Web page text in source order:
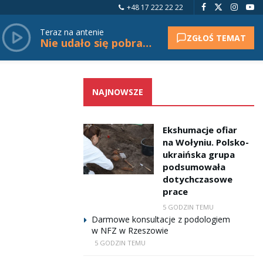
+48 17 222 22 22
Teraz na antenie
Nie udało się pobrać tytułu. ZGŁOŚ TEMAT
NAJNOWSZE
Ekshumacje ofiar
na Wołyniu. Polsko-
ukraińska grupa
podsumowała
dotychczasowe
prace
5 GODZIN TEMU
Darmowe konsultacje z podologiem
w NFZ w Rzeszowie
5 GODZIN TEMU